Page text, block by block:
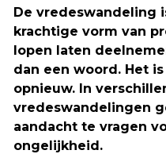
De vredeswandeling
krachtige vorm van
lopen laten
dan een woord. Het
opnieuw. In
vredeswandelingen
aandacht te vragen
ongelijkheid.